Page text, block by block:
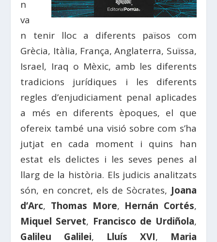
n
va
n tenir lloc a diferents països com
Grècia, Itàlia, França, Anglaterra, Suïssa,
Israel, Iraq o Mèxic, amb les diferents
tradicions jurídiques i les diferents
regles d’enjudiciament penal aplicades
a més en diferents èpoques, el que
ofereix també una visió sobre com s’ha
jutjat en cada moment i quins han
estat els delictes i les seves penes al
llarg de la història. Els judicis analitzats
són, en concret, els de Sòcrates, Joana
d’Arc, Thomas More, Hernán Cortés,
Miquel Servet, Francisco de Urdiñola,
Galileu Galilei, Lluís XVI, Maria